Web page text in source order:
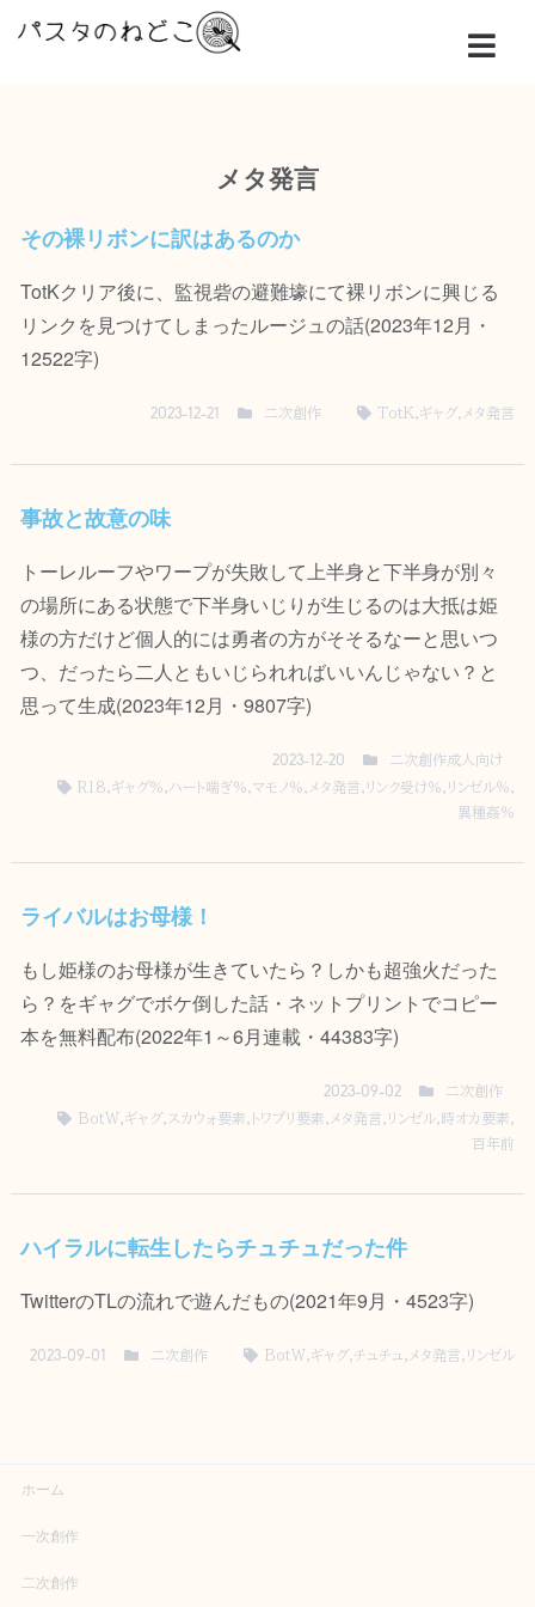
メタ発言
その裸リボンに訳はあるのか
TotKクリア後に、監視砦の避難壕にて裸リボンに興じる
リンクを見つけてしまったルージュの話(2023年12月・
12522字)
2023-12-21 二次創作 TotK ギャグ, メタ発言
事故と故意の味
トーレルーフやワープが失敗して上半身と下半身が別々
の場所にある状態で下半身いじりが生じるのは大抵は姫
様の方だけど個人的には勇者の方がそそるなーと思いつ
つ、だったら二人ともいじられればいいんじゃない？と
思って生成(2023年12月・9807字)
2023-12-20
二次創作成人向け
R18 ギャグ％ ハート喘ぎ％ マモノ％ メタ発言 リンク受け％ リンゼル％
異種姦％
ライバルはお母様！
もし姫様のお母様が生きていたら？しかも超強火だった
ら？をギャグでボケ倒した話・ネットプリントでコピー
本を無料配布(2022年1～6月連載・44383字)
2023-09-02
二次創作
BotW ギャグ, スカウォ要素 トワプリ要素 メタ発言 リンゼル 時オカ要素
百年前
ハイラルに転生したらチュチュだった件
TwitterのTLの流れで遊んだもの(2021年9月・4523字)
2023-09-01 二次創作 BotW ギャグ, チュチュ メタ発言 リンゼル
ホーム
一次創作
二次創作